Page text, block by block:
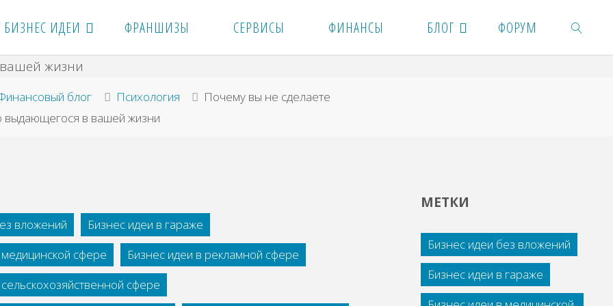
БИЗНЕС ИДЕИ ФРАНШИЗЫ СЕРВИСЫ ФИНАНСЫ БЛОГ ФОРУМ
блог Психология
Почему вы не сделаете
выдающегося в вашей жизни
вложений
Бизнес идеи в гараже
сфере
Бизнес идеи в рекламной сфере
сфере
МЕТКИ
Бизнес идеи без вложений
Бизнес идеи в гараже